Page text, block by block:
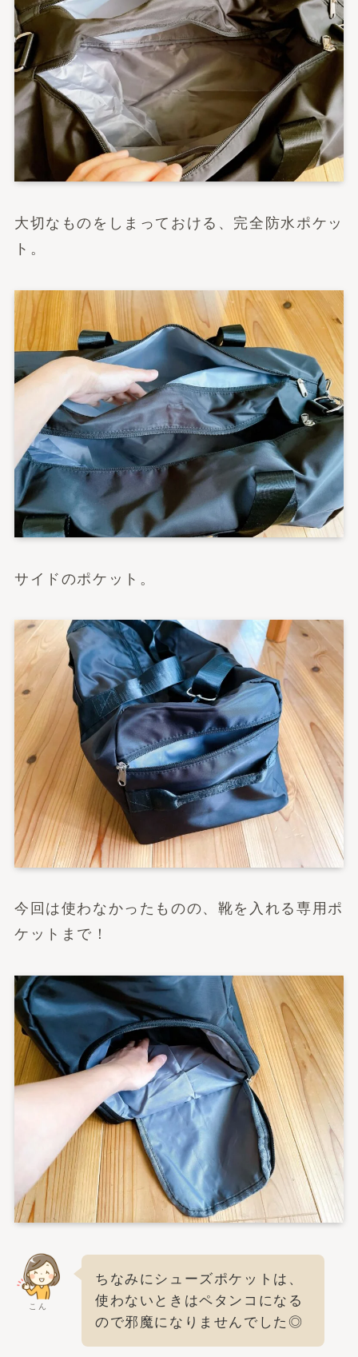
大切なものをしまっておける、完全防水ポケッ
ト。
サイドのポケット。
今回は使わなかったものの、靴を入れる専用ポ
ケットまで！
こん
ちなみにシューズポケットは、
使わないときはペタンコになる
ので邪魔になりませんでした◎